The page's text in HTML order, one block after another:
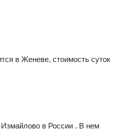
в Женеве, стоимость суток
в России . В нем